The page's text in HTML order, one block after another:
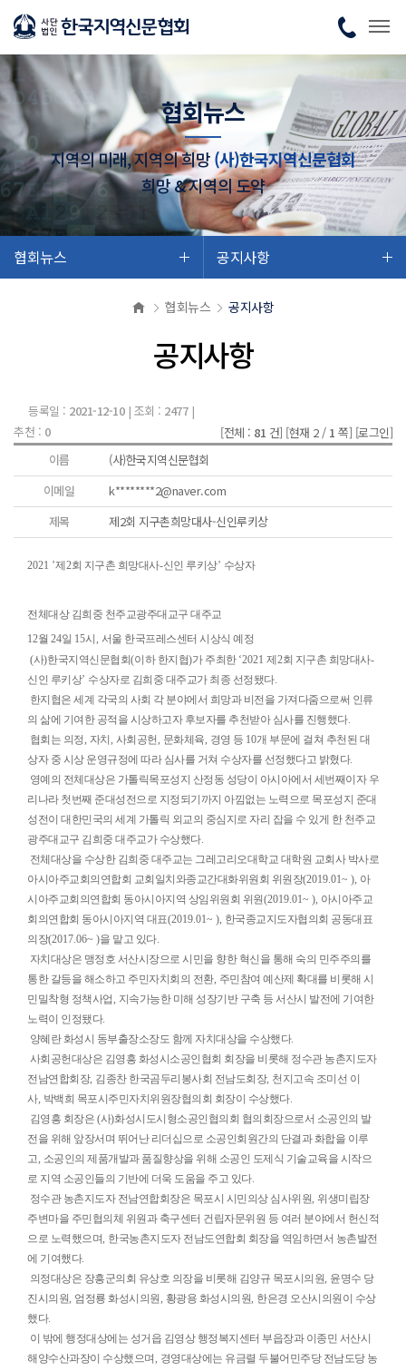
협회뉴스
지역의 미래, 지역의 희망(사)한국지역신문협회
희망 & 지역의 도약
협회뉴스 공지사항
협회뉴스 공지사항
공지사항
등록일 : 2021-12-10| 조회 : 2477|
추천 : 0 [전체 : 81 건] [현재 2 / 1 쪽] [로그인]
이름
(사)한국지역신문협회
이메일
k********2@naver.com
제목
제2회 지구촌희망대사-신인루키상
2021 ’제 2회 지구촌 희망대사-신인 루키상’ 수상자
전체대상 김희중 천주교광주대교구 대주교
12월 24일 15시 , 서울 한국프레스센터 시상식 예정
(사)한국지역신문협회(이하 한지협)가 주최한 ‘2021 제 2회 지구촌 희망대사-
신인 루키상’ 수상자로 김희중 대주교가 최종 선정됐다.
한지협은 세계 각국의 사회 각 분야에서 희망과 비전을 가져다줌으로써 인류
의 삶에 기여한 공적을 시상하고자 후보자를 추천받아 심사를 진행했다.
협회는 의정, 자치 , 사회공헌, 문화체육, 경영 등 10개 부문에 걸쳐 추천된 대
상자 중 시상 운영규정에 따라 심사를 거쳐 수상자를 선정했다고 밝혔다.
영예의 전체대상은 가톨릭목포성지 산정동 성당이 아시아에서 세번째이자 우
리나라 첫번째 준대성전으로 지정되기까지 아낌없는 노력으로 목포성지 준대
성전이 대한민국의 세계 가톨릭 외교의 중심지로 자리 잡을 수 있게 한 천주교
광주대교구 김희중 대주교가 수상했다.
전체대상을 수상한 김희중 대주교는 그레고리오대학교 대학원 교회사 박사로
아시아주교회의연합회 교회일치와종교간대화위원회 위원장(2019.01~ ), 아
시아주교회의연합회 동아시아지역 상임위원회 위원(2019.01~ ), 아시아주교
회의연합회 동아시아지역 대표(2019.01~ ), 한국종교지도자협의회 공동대표
의장(2017.06~ )을 맡고 있다.
자치대상은 맹정호 서산시장으로 시민을 향한 혁신을 통해 숙의 민주주의를
통한 갈등을 해소하고 주민자치회의 전환, 주민참여 예산제 확대를 비롯해 시
민밀착형 정책사업, 지속가능한 미해 성장기반 구축 등 서산시 발전에 기여한
노력이 인정됐다.
양혜란 화성시 동부출장소장도 함께 자치대상을 수상했다.
사회공헌대상은 김영흥 화성시소공인협회 회장을 비롯해 정수관 농촌지도자
전남연합회장, 김종찬 한국곰두리봉사회 전남도회장, 천지고속 조미선 이
사, 박백희 목포시주민자치위원장협의회 회장이 수상했다.
김영흥 회장은 (사)화성시도시형소공인협의회 협의회장으로서 소공인의 발
전을 위해 앞장서며 뛰어난 리더십으로 소공인회원간의 단결과 화합을 이루
고, 소공인의 제품개발과 품질향상을 위해 소공인 도제식 기술교육을 시작으
로 지역 소공인들의 기반에 더욱 도움을 주고 있다.
정수관 농촌지도자 전남연합회장은 목포시 시민의상 심사위원, 위생미립장
주변마을 주민협의체 위원과 축구센터 건립자문위원 등 여러 분야에서 헌신적
으로 노력했으며, 한국농촌지도자 전남도연합회 회장을 역임하면서 농촌발전
에 기여했다.
의정대상은 장흥군의회 유상호 의장을 비롯해 김양규 목포시의원, 윤명수 당
진시의원, 엄정룡 화성시의원, 황광용 화성시의원, 한은경 오산시의원이 수상
했다.
이 밖에 행정대상에는 성거읍 김영상 행정복지센터 부읍장과 이종민 서산시
해양수산과장이 수상했으며, 경영대상에는 유금렬 두불어민주당 전남도당 농